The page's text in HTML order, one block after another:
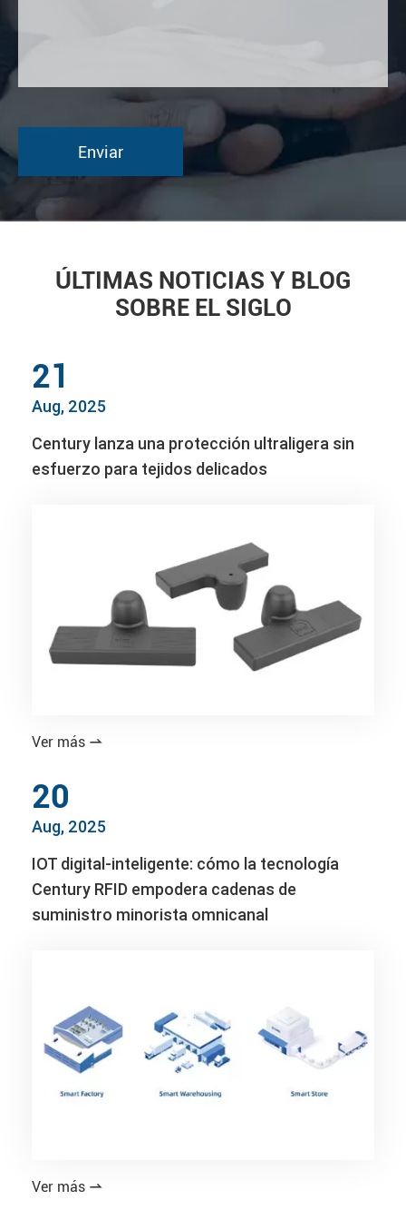
ÚLTIMAS NOTICIAS Y BLOG
SOBRE EL SIGLO
21
Aug, 2025
Century lanza una protección ultraligera sin
esfuerzo para tejidos delicados
Ver más 
20
Aug, 2025
IOT digital-inteligente: cómo la tecnología
Century RFID empodera cadenas de
suministro minorista omnicanal
Ver más 